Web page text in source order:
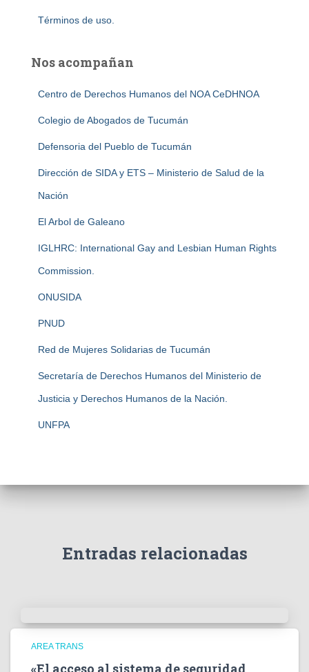
Términos de uso.
Nos acompañan
Centro de Derechos Humanos del NOA CeDHNOA
Colegio de Abogados de Tucumán
Defensoria del Pueblo de Tucumán
Dirección de SIDA y ETS – Ministerio de Salud de la
Nación
El Arbol de Galeano
IGLHRC: International Gay and Lesbian Human Rights
Commission.
ONUSIDA
PNUD
Red de Mujeres Solidarias de Tucumán
Secretaría de Derechos Humanos del Ministerio de
Justicia y Derechos Humanos de la Nación.
UNFPA
Entradas relacionadas
AREA TRANS
«El acceso al sistema de seguridad